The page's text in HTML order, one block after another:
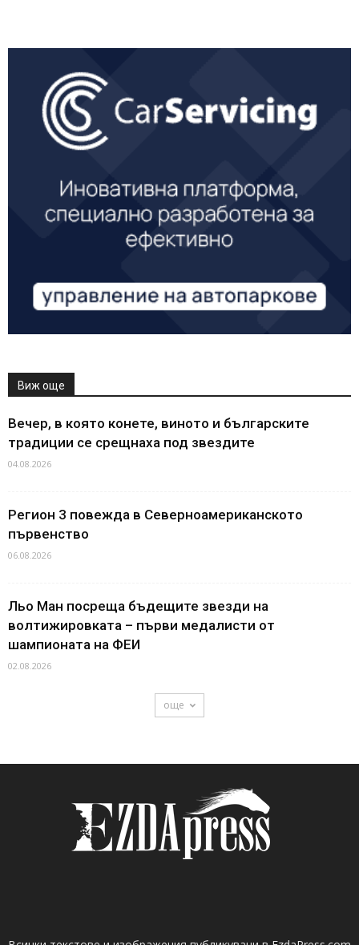
Виж още
Вечер, в която конете, виното и българските
традиции се срещнаха под звездите
04.08.2026
Регион 3 повежда в Северноамериканското
първенство
06.08.2026
Льо Ман посреща бъдещите звезди на
волтижировката – първи медалисти от
шампионата на ФЕИ
02.08.2026
още